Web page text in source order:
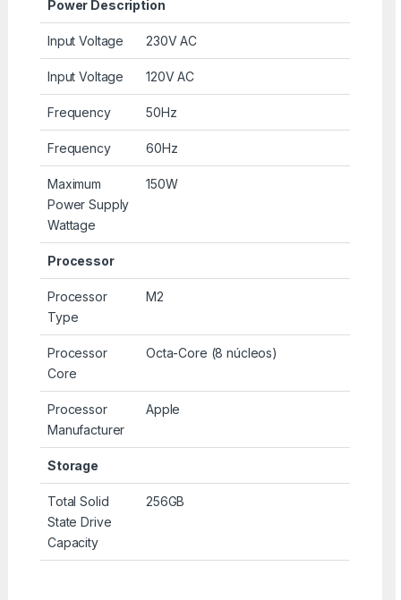
Power Description
Input Voltage 230V AC
Input Voltage 120V AC
Frequency 50Hz
Frequency 60Hz
Maximum
Power Supply
Wattage
150W
Processor
Processor
Type
M2
Processor
Core
Octa-Core (8 núcleos)
Processor
Manufacturer
Apple
Storage
Total Solid
State Drive
Capacity
256GB